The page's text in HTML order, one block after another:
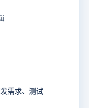
需求、测试